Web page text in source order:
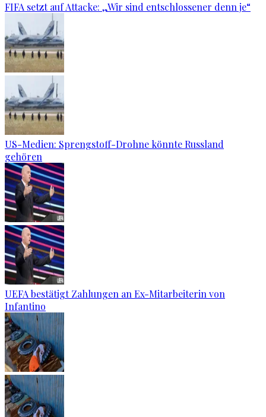
FIFA setzt auf Attacke: „Wir sind entschlossener denn je“
US-Medien: Sprengstoff-Drohne könnte Russland
gehören
UEFA bestätigt Zahlungen an Ex-Mitarbeiterin von
Infantino